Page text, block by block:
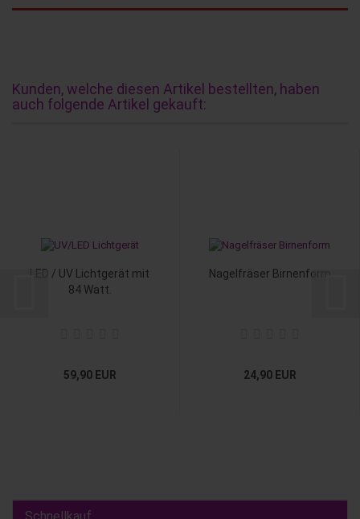
Kunden, welche diesen Artikel bestellten, haben
auch folgende Artikel gekauft:
LED / UV Lichtgerät mit
84 Watt.
59,90 EUR
Nagelfräser Birnenform
24,90 EUR
Schnellkauf